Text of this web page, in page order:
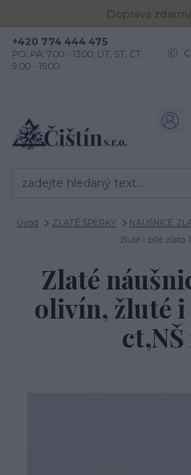
Doprava
+420 774 444 475
PO, PÁ: 7.00 - 13.00, ÚT, ST, ČT:
9.00 - 15.00
Úvod ZLATÉ ŠPERKY NÁUŠNICE
žluté i bílé zlato
Zlaté
olivín, žluté i
ct,NŠ